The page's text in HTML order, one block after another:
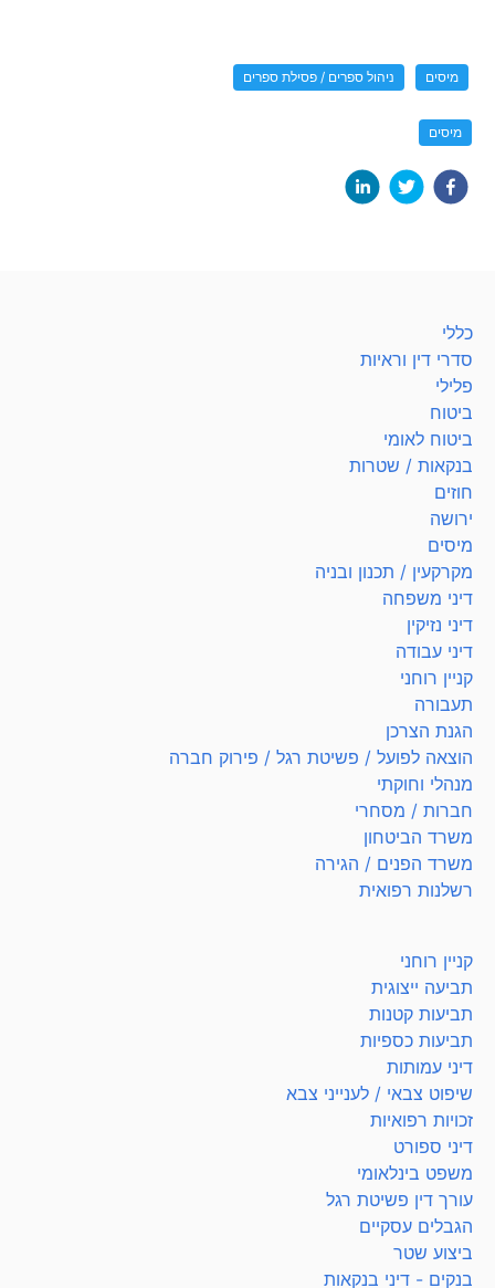
מיסים ניהול ספרים / פסילת ספרים
מיסים
כללי
סדרי דין וראיות
פלילי
ביטוח
ביטוח לאומי
בנקאות / שטרות
חוזים
ירושה
מיסים
מקרקעין / תכנון ובניה
דיני משפחה
דיני נזיקין
דיני עבודה
קניין רוחני
תעבורה
הגנת הצרכן
הוצאה לפועל / פשיטת רגל / פירוק חברה
מנהלי וחוקתי
חברות / מסחרי
משרד הביטחון
משרד הפנים / הגירה
רשלנות רפואית
קניין רוחני
תביעה ייצוגית
תביעות קטנות
תביעות כספיות
דיני עמותות
שיפוט צבאי / לענייני צבא
זכויות רפואיות
דיני ספורט
משפט בינלאומי
עורך דין פשיטת רגל
הגבלים עסקיים
ביצוע שטר
בנקים - דיני בנקאות